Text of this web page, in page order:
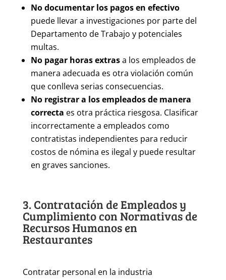
No documentar los pagos en efectivo
puede llevar a investigaciones por parte del
Departamento de Trabajo y potenciales
multas.
No pagar horas extrasa los empleados de
manera adecuada es otra violación común
que conlleva serias consecuencias.
No registrar a los empleados de manera
correcta es otra práctica riesgosa. Clasificar
incorrectamente a empleados como
contratistas independientes para reducir
costos de nómina es ilegal y puede resultar
en graves sanciones.
3. Contratación de Empleados y
Cumplimiento con Normativas de
Recursos Humanos en
Restaurantes
Contratar personal en la industria